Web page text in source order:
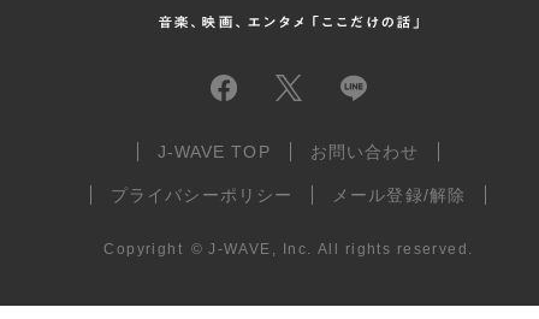
J-WAVE TOP お問い合わせ
プライバシーポリシー メール登録/解除
Copyright © J-WAVE, Inc. All rights reserved.